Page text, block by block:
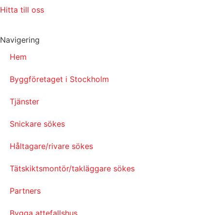
Hitta till oss
Navigering
Hem
Byggföretaget i Stockholm
Tjänster
Snickare sökes
Håltagare/rivare sökes
Tätskiktsmontör/takläggare sökes
Partners